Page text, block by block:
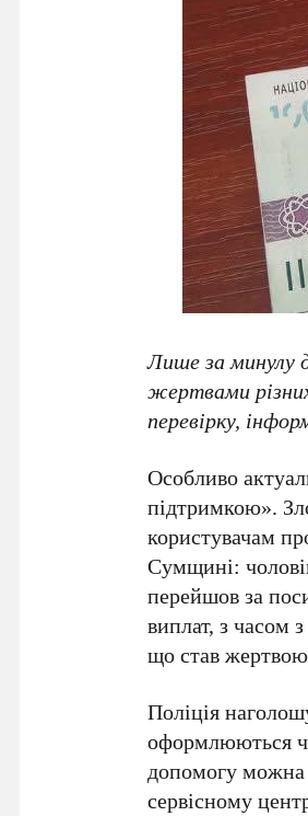
Лише за минулу
жертвами
перевірку,
Особливо
підтримкою».
користувачам
Сумщині:
перейшов за
виплат, з часом
що став
Поліція
оформлюються
допомогу можна
сервісному